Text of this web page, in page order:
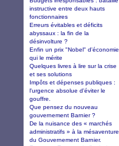
instructive entre deux hauts
fonctionnaires
Erreurs évitables et déficits
abyssaux : la fin de la
désinvolture ?
Enfin un prix "Nobel" d'économie
qui le mérite
Quelques livres à lire sur la crise
et ses solutions
Impôts et dépenses publiques :
l'urgence absolue d'éviter le
gouffre.
Que pensez du nouveau
gouvernement Barnier ?
De la nuisance des « marchés
administratifs » à la mésaventure
du Gouvernement Barnier.